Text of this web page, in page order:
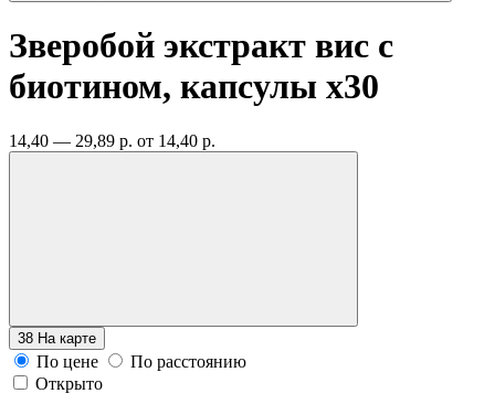
Зверобой экстракт вис с
биотином, капсулы x30
14,40 — 29,89 р. от 14,40 р.
38 На карте
По цене
По расстоянию
Открыто